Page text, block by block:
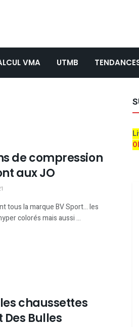
VMA UTMB
de compression
aux JO
tous la marque BV Sport... les
colorés mais aussi ...
chaussettes
Des Bulles